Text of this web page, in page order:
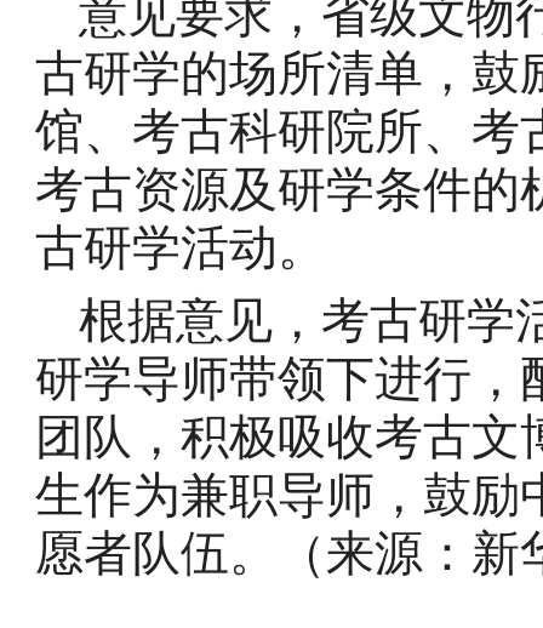
意见要求，省级文物
古研学的场所清单，鼓
馆、考古科研院所、考
考古资源及研学条件的
古研学活动。
根据意见，考古研学
研学导师带领下进行，
团队，积极吸收考古
生作为兼职导师，鼓励
愿者队伍。（来源：新